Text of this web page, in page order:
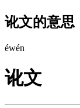
讹文的意思
éwén
讹文